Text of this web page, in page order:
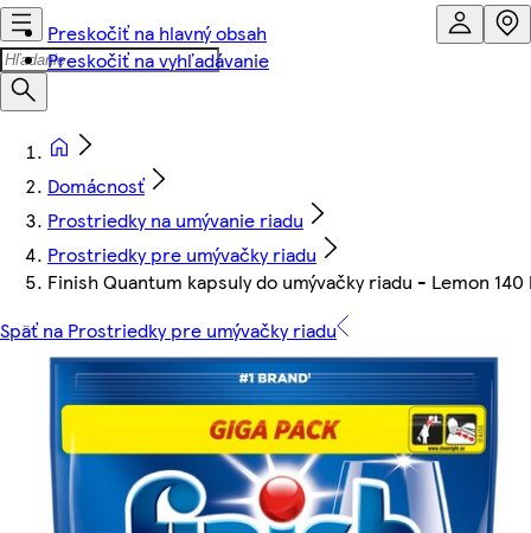
Preskočiť na hlavný obsah
Preskočiť na vyhľadávanie
Domácnosť
Prostriedky na umývanie riadu
Prostriedky pre umývačky riadu
Finish Quantum kapsuly do umývačky riadu - Lemon 140
Späť na Prostriedky pre umývačky riadu